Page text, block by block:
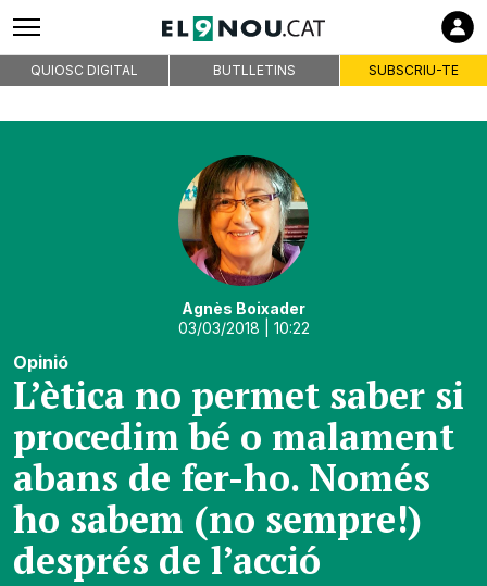
QUIOSC DIGITAL BUTLLETINS SUBSCRIU-TE
Agnès Boixader
03/03/2018 | 10:22
Opinió
L’ètica no permet saber si
procedim bé o malament
abans de fer-ho. Només
ho sabem (no sempre!)
després de l’acció